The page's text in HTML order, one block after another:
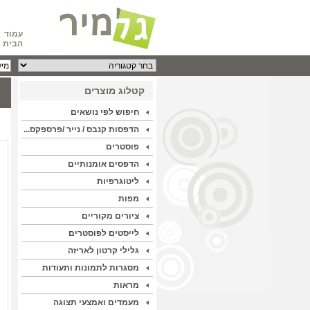
עמוד
הבית
קטלוג מוצרים
חיפוש לפי נושאים
הדפסות קנבס / נייר /פרספקס...
פוסטרים
הדפסים אומנותיים
ליטוגרפיות
מפות
ציורים מקוריים
לייסטים לפוסטרים
גלילי קרטון לאריזה
מסגרות לתמונות ותעודות
מראות
מעמדים ואמצעי תצוגה